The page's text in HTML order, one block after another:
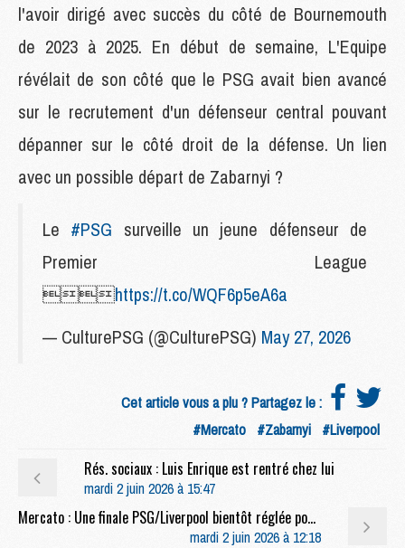
l'avoir dirigé avec succès du côté de Bournemouth
de 2023 à 2025. En début de semaine, L'Equipe
révélait de son côté que le PSG avait bien avancé
sur le recrutement d'un défenseur central pouvant
dépanner sur le côté droit de la défense. Un lien
avec un possible départ de Zabarnyi ?
Le #PSG surveille un jeune défenseur de
Premier League
https://t.co/WQF6p5eA6a
— CulturePSG (@CulturePSG) May 27, 2026
Cet article vous a plu ? Partagez le :
#Mercato #Zabarnyi #Liverpool
Rés. sociaux : Luis Enrique est rentré chez lui
mardi 2 juin 2026 à 15:47
Mercato : Une finale PSG/Liverpool bientôt réglée pour Diomande ?
mardi 2 juin 2026 à 12:18